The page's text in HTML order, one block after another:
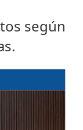
según